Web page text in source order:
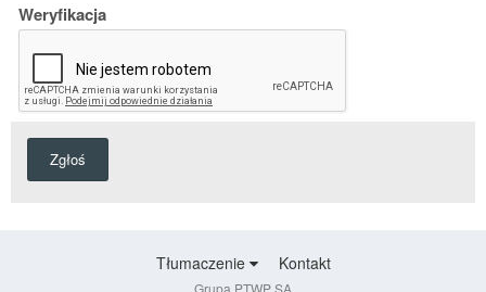
Weryfikacja
Zgłoś
Tłumaczenie Kontakt
Grupa PTWP SA